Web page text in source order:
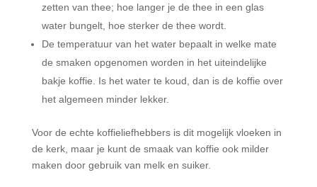
zetten van thee; hoe langer je de thee in een glas
water bungelt, hoe sterker de thee wordt.
De temperatuur van het water bepaalt in welke mate
de smaken opgenomen worden in het uiteindelijke
bakje koffie. Is het water te koud, dan is de koffie over
het algemeen minder lekker.
Voor de echte koffieliefhebbers is dit mogelijk vloeken in
de kerk, maar je kunt de smaak van koffie ook milder
maken door gebruik van melk en suiker.